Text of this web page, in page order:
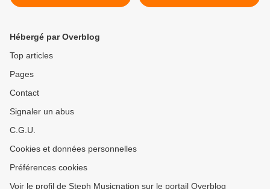
nouveau morceau de
Hébergé par Overblog
Top articles
Pages
Contact
Signaler un abus
C.G.U.
Cookies et données personnelles
Préférences cookies
Voir le profil de Steph Musicnation sur le portail Overblog